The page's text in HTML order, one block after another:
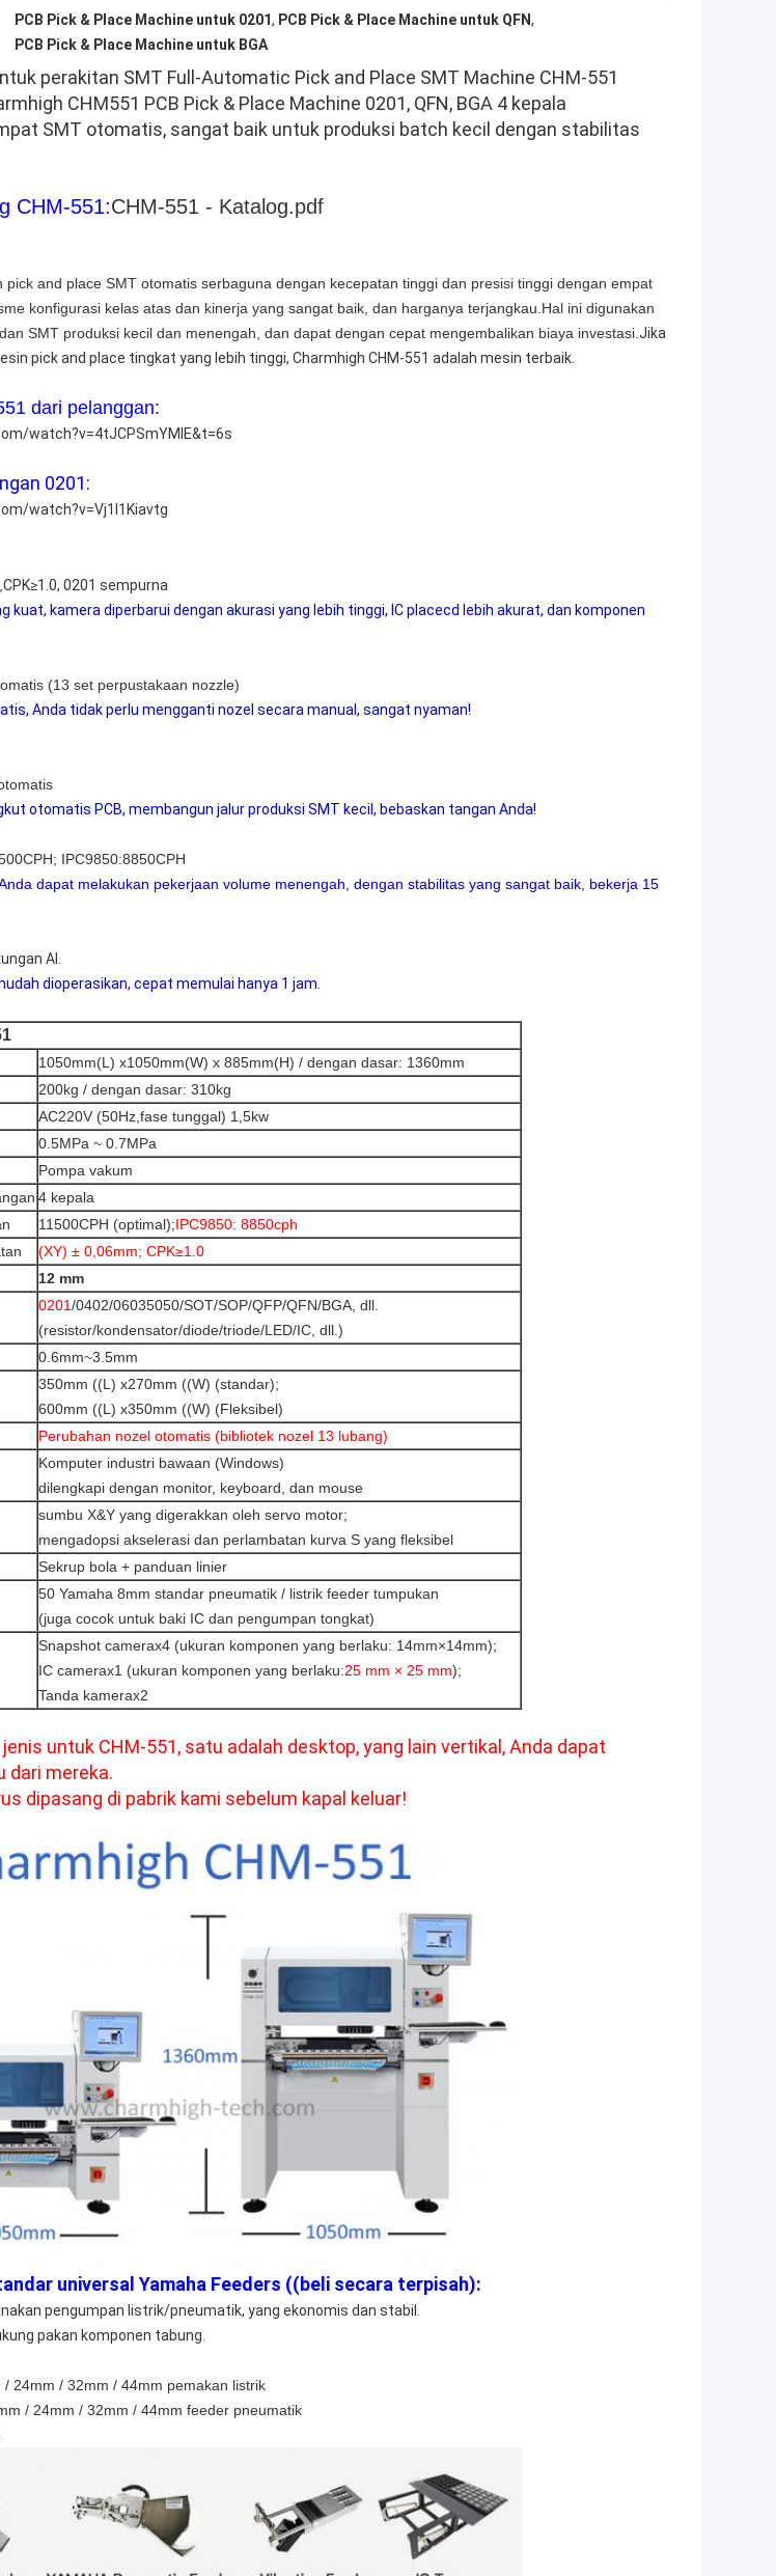
PCB Pick & Place Machine untuk 0201, PCB Pick & Place Machine untuk QFN,
PCB Pick & Place Machine untuk BGA
perakitan SMT Full-Automatic Pick and Place SMT Machine CHM-551
CHM551 PCB Pick & Place Machine 0201, QFN, BGA 4 kepala
SMT otomatis, sangat baik untuk produksi batch kecil dengan stabilitas
CHM-551:CHM-551 - Katalog.pdf
pick and place SMT otomatis serbaguna dengan kecepatan tinggi dan presisi tinggi dengan empat
konfigurasi kelas atas dan kinerja yang sangat baik, dan harganya terjangkau.Hal ini digunakan
SMT produksi kecil dan menengah, dan dapat dengan cepat mengembalikan biaya investasi.Jika
pick and place tingkat yang lebih tinggi, Charmhigh CHM-551 adalah mesin terbaik.
dari pelanggan:
watch?v=4tJCPSmYMIE&t=6s
0201:
watch?v=Vj1I1Kiavtg
CPK≥1.0, 0201 sempurna
kuat, kamera diperbarui dengan akurasi yang lebih tinggi, IC placecd lebih akurat, dan komponen
(13 set perpustakaan nozzle)
Anda tidak perlu mengganti nozel secara manual, sangat nyaman!
otomatis PCB, membangun jalur produksi SMT kecil, bebaskan tangan Anda!
IPC9850:8850CPH
dapat melakukan pekerjaan volume menengah, dengan stabilitas yang sangat baik, bekerja 15
AI.
dioperasikan, cepat memulai hanya 1 jam.
1050mm(L) x1050mm(W) x 885mm(H) / dengan dasar: 1360mm
200kg / dengan dasar: 310kg
AC220V (50Hz,fase tunggal) 1,5kw
0.5MPa ~ 0.7MPa
Pompa vakum
4 kepala
11500CPH (optimal);IPC9850: 8850cph
(XY) ± 0,06mm; CPK≥1.0
12 mm
0201/0402/06035050/SOT/SOP/QFP/QFN/BGA, dll.
(resistor/kondensator/diode/triode/LED/IC, dll.)
0.6mm~3.5mm
350mm ((L) x270mm ((W) (standar);
600mm ((L) x350mm ((W) (Fleksibel)
Perubahan nozel otomatis (bibliotek nozel 13 lubang)
Komputer industri bawaan (Windows)
dilengkapi dengan monitor, keyboard, dan mouse
sumbu X&Y yang digerakkan oleh servo motor;
mengadopsi akselerasi dan perlambatan kurva S yang fleksibel
Sekrup bola + panduan linier
50 Yamaha 8mm standar pneumatik / listrik feeder tumpukan
(juga cocok untuk baki IC dan pengumpan tongkat)
Snapshot camerax4 (ukuran komponen yang berlaku: 14mm×14mm);
IC camerax1 (ukuran komponen yang berlaku:25 mm × 25 mm);
Tanda kamerax2
untuk CHM-551, satu adalah desktop, yang lain vertikal, Anda dapat
dari mereka.
dipasang di pabrik kami sebelum kapal keluar!
universal Yamaha Feeders ((beli secara terpisah):
pengumpan listrik/pneumatik, yang ekonomis dan stabil.
pakan komponen tabung.
24mm / 32mm / 44mm pemakan listrik
/ 24mm / 32mm / 44mm feeder pneumatik